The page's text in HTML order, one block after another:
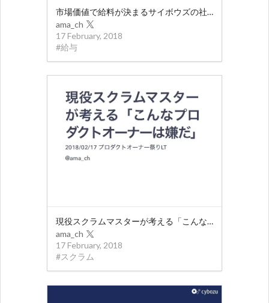
市場価値で給料が決まるサイボウズの社員だけど、転職ドラフトに参加して給与交渉に挑戦してみました —結果編—
ama_ch
17 February, 2018
#給与
現役スクラムマスターが考える「こんなプロダクトオーナーは嫌だ」
ama_ch
17 February, 2018
#スクラム